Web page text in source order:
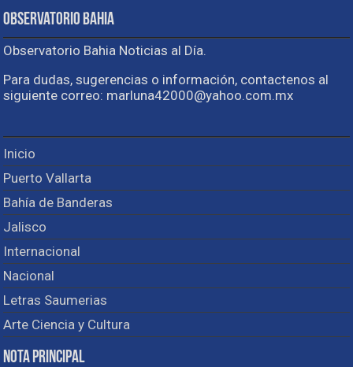
Observatorio Bahia
Observatorio Bahia Noticias al Día.
Para dudas, sugerencias o información, contactenos al
siguiente correo: marluna42000@yahoo.com.mx
Inicio
Puerto Vallarta
Bahía de Banderas
Jalisco
Internacional
Nacional
Letras Saumerias
Arte Ciencia y Cultura
Nota Principal